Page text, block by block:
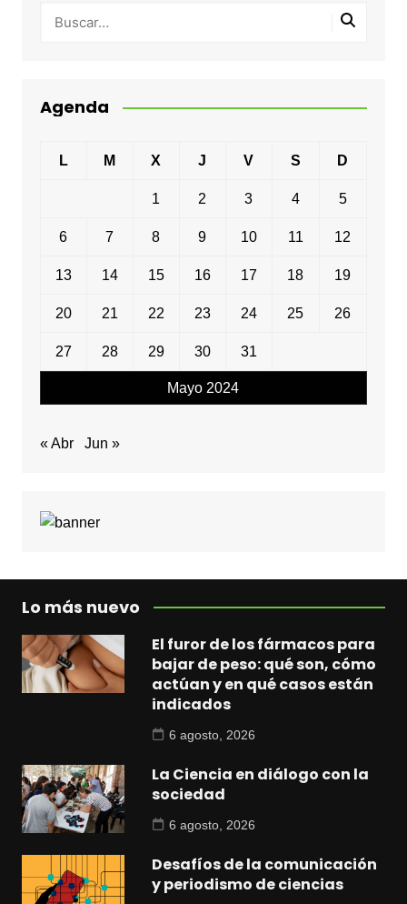
Agenda
Mayo 2024
L M X J V S D
1 2 3 4 5
6 7 8 9 10 11 12
13 14 15 16 17 18 19
20 21 22 23 24 25 26
27 28 29 30 31
« Abr Jun »
Lo más nuevo
El furor de los fármacos para
bajar de peso: qué son, cómo
actúan y en qué casos están
indicados
6 agosto, 2026
La Ciencia en diálogo con la
sociedad
6 agosto, 2026
Desafíos de la comunicación
y periodismo de ciencias